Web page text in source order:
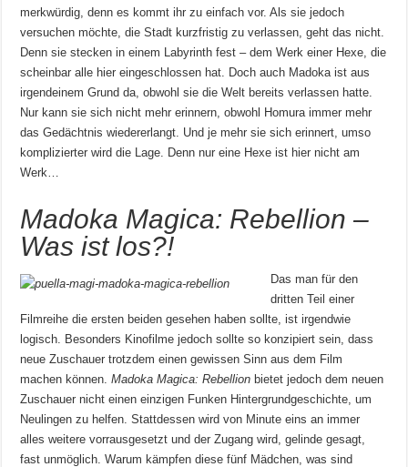
merkwürdig, denn es kommt ihr zu einfach vor. Als sie jedoch
versuchen möchte, die Stadt kurzfristig zu verlassen, geht das nicht.
Denn sie stecken in einem Labyrinth fest – dem Werk einer Hexe, die
scheinbar alle hier eingeschlossen hat. Doch auch Madoka ist aus
irgendeinem Grund da, obwohl sie die Welt bereits verlassen hatte.
Nur kann sie sich nicht mehr erinnern, obwohl Homura immer mehr
das Gedächtnis wiedererlangt. Und je mehr sie sich erinnert, umso
komplizierter wird die Lage. Denn nur eine Hexe ist hier nicht am
Werk…
Madoka Magica: Rebellion –
Was ist los?!
Das man für den
dritten Teil einer
Filmreihe die ersten beiden gesehen haben sollte, ist irgendwie
logisch. Besonders Kinofilme jedoch sollte so konzipiert sein, dass
neue Zuschauer trotzdem einen gewissen Sinn aus dem Film
machen können.Madoka Magica: Rebellion bietet jedoch dem neuen
Zuschauer nicht einen einzigen Funken Hintergrundgeschichte, um
Neulingen zu helfen. Stattdessen wird von Minute eins an immer
alles weitere vorrausgesetzt und der Zugang wird, gelinde gesagt,
fast unmöglich. Warum kämpfen diese fünf Mädchen, was sind